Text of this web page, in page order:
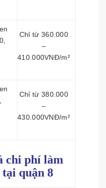
Chỉ từ 360.000
–
410.000VNĐ/m²
Chỉ từ 380.000
–
430.000VNĐ/m²
chi phí làm
quận 8